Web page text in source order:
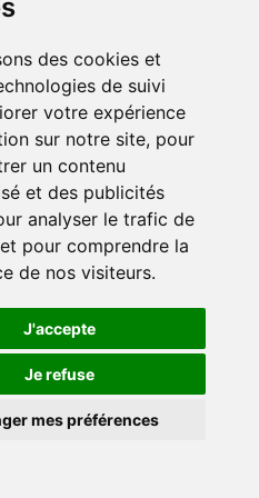
des cookies et
de suivi
votre expérience
sur notre site, pour
un contenu
et des publicités
analyser le trafic de
pour comprendre la
de nos visiteurs.
J'accepte
Je refuse
mes préférences
des cookies et
de suivi
votre expérience
sur notre site, pour
un contenu
et des publicités
analyser le trafic de
pour comprendre la
de nos visiteurs.
J'accepte
Je refuse
mes préférences